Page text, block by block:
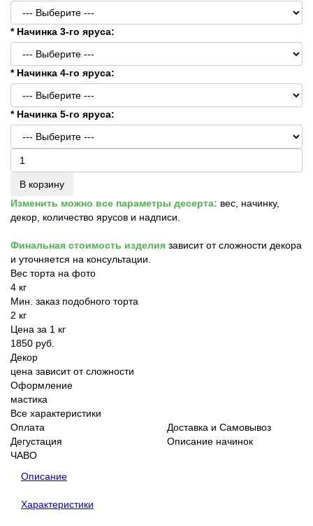
* Начинка 3-го яруса:
* Начинка 4-го яруса:
* Начинка 5-го яруса:
В корзину
Изменить можно все параметры десерта: вес, начинку,
декор, количество ярусов и надписи.
Финальная стоимость изделия зависит от сложности декора
и уточняется на консультации.
Вес торта на фото
4 кг
Мин. заказ подобного торта
2 кг
Цена за 1 кг
1850 руб.
Декор
цена зависит от сложности
Оформление
мастика
Все характеристики
Оплата
Доставка и Самовывоз
Дегустация
Описание начинок
ЧАВО
Описание
Характеристики